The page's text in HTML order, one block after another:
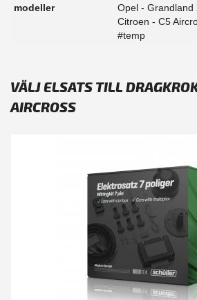
modeller
Opel - Grandland
Citroen - C5
#temp
VÄLJ ELSATS TILL
AIRCROSS